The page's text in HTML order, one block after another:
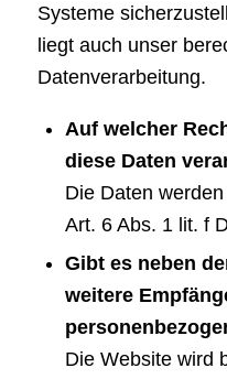
Systeme
liegt auch unser
Datenverarbeitung.
Auf welcher
diese Daten
Die Daten
Art. 6 Abs. 1 lit. f
Gibt es neben
weitere
Die Website wird